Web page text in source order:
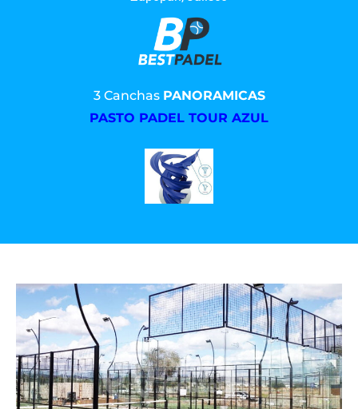
3 Canchas PANORAMICAS
PASTO PADEL TOUR AZUL